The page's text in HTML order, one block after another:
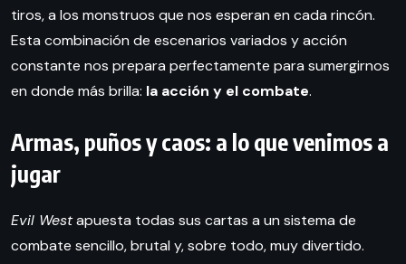
tiros, a los monstruos que nos esperan en cada rincón.
Esta combinación de escenarios variados y acción
constante nos prepara perfectamente para sumergirnos
en donde más brilla: la acción y el combate.
Armas, puños y caos: a lo que venimos a
jugar
Evil Westapuesta todas sus cartas a un sistema de
combate sencillo, brutal y, sobre todo, muy divertido.